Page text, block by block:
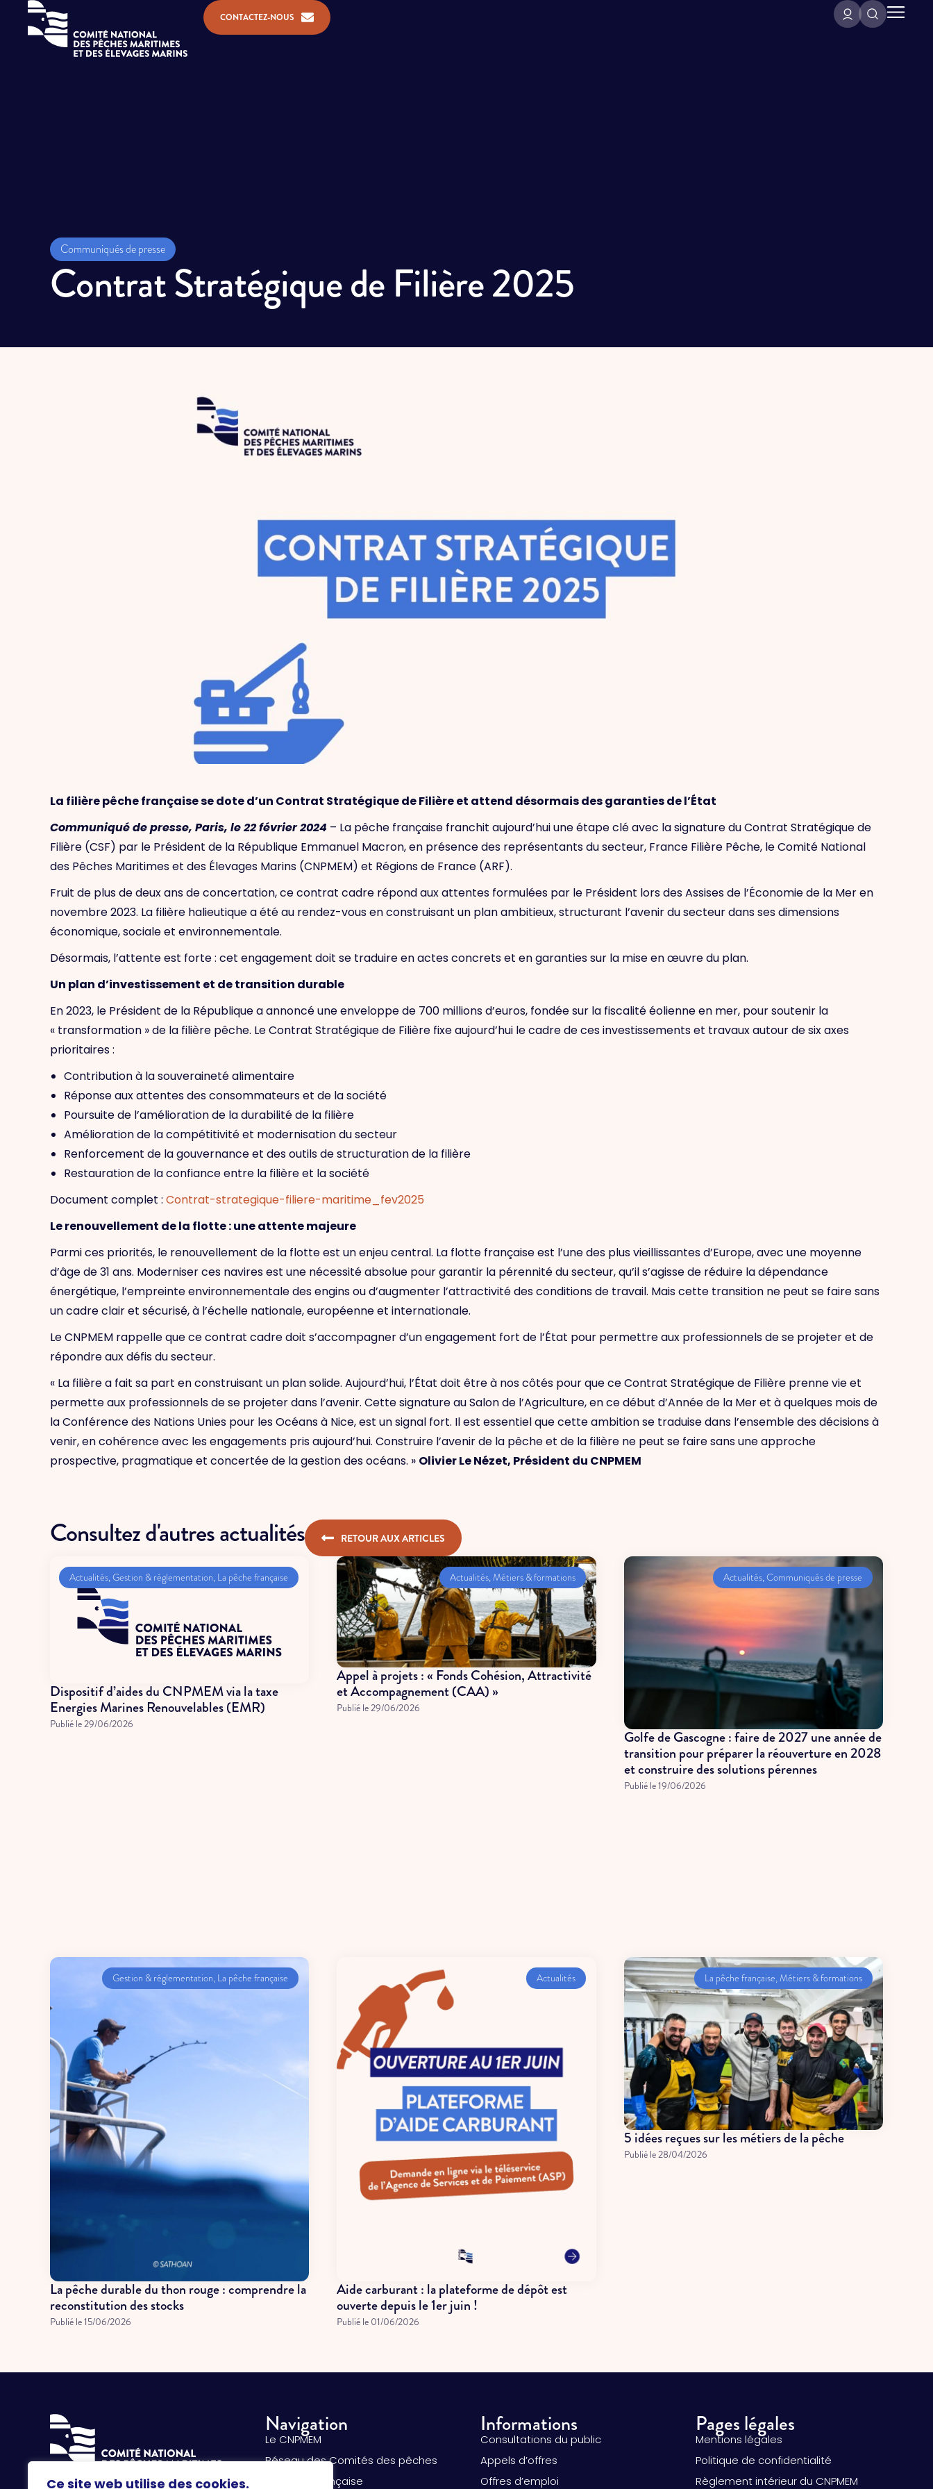
Ce site web utilise des cookies.
CONTACTEZ-NOUS
Communiqués de presse
Contrat Stratégique de Filière 2025
La filière pêche française se dote d’un Contrat Stratégique de Filière et attend désormais des garanties de l’État
Communiqué de presse, Paris, le 22 février 2024 – La pêche française franchit aujourd’hui une étape clé avec la signature du Contrat Stratégique de
Filière (CSF) par le Président de la République Emmanuel Macron, en présence des représentants du secteur, France Filière Pêche, le Comité National
des Pêches Maritimes et des Élevages Marins (CNPMEM) et Régions de France (ARF).
Fruit de plus de deux ans de concertation, ce contrat cadre répond aux attentes formulées par le Président lors des Assises de l’Économie de la Mer en
novembre 2023. La filière halieutique a été au rendez-vous en construisant un plan ambitieux, structurant l’avenir du secteur dans ses dimensions
économique, sociale et environnementale.
Désormais, l’attente est forte : cet engagement doit se traduire en actes concrets et en garanties sur la mise en œuvre du plan.
Un plan d’investissement et de transition durable
En 2023, le Président de la République a annoncé une enveloppe de 700 millions d’euros, fondée sur la fiscalité éolienne en mer, pour soutenir la
« transformation » de la filière pêche. Le Contrat Stratégique de Filière fixe aujourd’hui le cadre de ces investissements et travaux autour de six axes
prioritaires :
Contribution à la souveraineté alimentaire
Réponse aux attentes des consommateurs et de la société
Poursuite de l’amélioration de la durabilité de la filière
Amélioration de la compétitivité et modernisation du secteur
Renforcement de la gouvernance et des outils de structuration de la filière
Restauration de la confiance entre la filière et la société
Document complet : Contrat-strategique-filiere-maritime_fev2025
Le renouvellement de la flotte : une attente majeure
Parmi ces priorités, le renouvellement de la flotte est un enjeu central. La flotte française est l’une des plus vieillissantes d’Europe, avec une moyenne
d’âge de 31 ans. Moderniser ces navires est une nécessité absolue pour garantir la pérennité du secteur, qu’il s’agisse de réduire la dépendance
énergétique, l’empreinte environnementale des engins ou d’augmenter l’attractivité des conditions de travail. Mais cette transition ne peut se faire sans
un cadre clair et sécurisé, à l’échelle nationale, européenne et internationale.
Le CNPMEM rappelle que ce contrat cadre doit s’accompagner d’un engagement fort de l’État pour permettre aux professionnels de se projeter et de
répondre aux défis du secteur.
« La filière a fait sa part en construisant un plan solide. Aujourd’hui, l’État doit être à nos côtés pour que ce Contrat Stratégique de Filière prenne vie et
permette aux professionnels de se projeter dans l’avenir. Cette signature au Salon de l’Agriculture, en ce début d’Année de la Mer et à quelques mois de
la Conférence des Nations Unies pour les Océans à Nice, est un signal fort. Il est essentiel que cette ambition se traduise dans l’ensemble des décisions à
venir, en cohérence avec les engagements pris aujourd’hui. Construire l’avenir de la pêche et de la filière ne peut se faire sans une approche
prospective, pragmatique et concertée de la gestion des océans. » Olivier Le Nézet, Président du CNPMEM
Consultez d'autres actualités RETOUR AUX ARTICLES
Actualités, Gestion & réglementation, La pêche française
Dispositif d’aides du CNPMEM via la taxe
Energies Marines Renouvelables (EMR)
Publié le29/06/2026
Actualités,Métiers & formations
Appel à projets : « Fonds Cohésion, Attractivité
et Accompagnement (CAA) »
Publié le29/06/2026
Actualités, Communiqués de presse
Golfe de Gascogne : faire de 2027 une année de
transition pour préparer la réouverture en 2028
et construire des solutions pérennes
Publié le19/06/2026
Gestion & réglementation, La pêche française
La pêche durable du thon rouge : comprendre la
reconstitution des stocks
Publié le15/06/2026
Actualités
Aide carburant : la plateforme de dépôt est
ouverte depuis le 1er juin !
Publié le 01/06/2026
La pêche française,Métiers & formations
5 idées reçues sur les métiers de la pêche
Publié le28/04/2026
Navigation
Le CNPMEM
Réseau des Comités des pêches
La pêche française
Informations
Consultations du public
Appels d’offres
Offres d’emploi
Pages légales
Mentions légales
Politique de confidentialité
Règlement intérieur du CNPMEM